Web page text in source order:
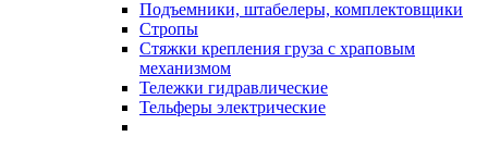
Подъемники, штабелеры, комплектовщики
Стропы
Стяжки крепления груза с храповым
механизмом
Тележки гидравлические
Тельферы электрические